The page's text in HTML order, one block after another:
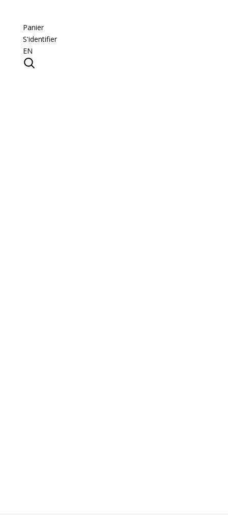
Panier
S'identifier
EN